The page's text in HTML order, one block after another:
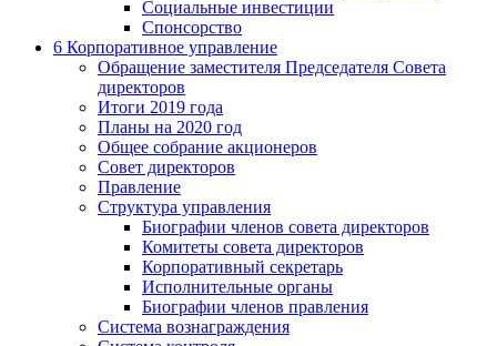
Социальные инвестиции
Спонсорство
6 Корпоративное управление
Обращение заместителя Председателя Совета
директоров
Итоги 2019 года
Планы на 2020 год
Общее собрание акционеров
Совет директоров
Правление
Структура управления
Биографии членов совета директоров
Комитеты совета директоров
Корпоративный секретарь
Исполнительные органы
Биографии членов правления
Система вознаграждения